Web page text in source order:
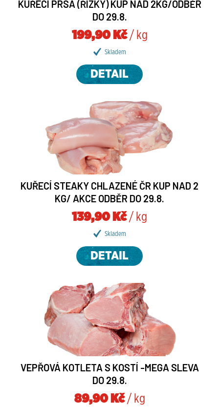
KUŘECÍ PRSA (ŘÍZKY) KUP NAD 2KG/ODBĚR
DO 29.8.
199,90 Kč/ kg
Skladem
DETAIL
KUŘECÍ STEAKY CHLAZENÉ ČR KUP NAD 2
KG/ AKCE ODBĚR DO 29.8.
139,90 Kč/ kg
Skladem
DETAIL
VEPŘOVÁ KOTLETA S KOSTÍ -MEGA SLEVA
DO 29.8.
89,90 Kč/ kg